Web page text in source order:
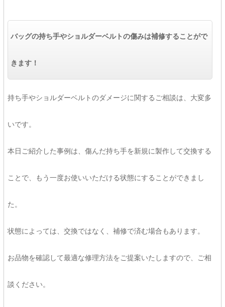
バッグの持ち手やショルダーベルトの傷みは補修することがで
きます！
持ち手やショルダーベルトのダメージに関するご相談は、大変多
いです。
本日ご紹介した事例は、傷んだ持ち手を新規に製作して交換する
ことで、もう一度お使いいただける状態にすることができまし
た。
状態によっては、交換ではなく、補修で済む場合もあります。
お品物を確認して最適な修理方法をご提案いたしますので、ご相
談ください。